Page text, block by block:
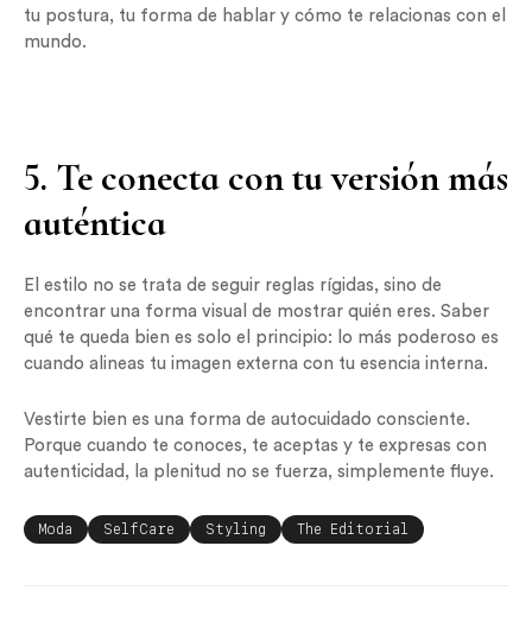
tu postura, tu forma de hablar y cómo te relacionas con el
mundo.
5. Te conecta con tu versión más
auténtica
El estilo no se trata de seguir reglas rígidas, sino de
encontrar una forma visual de mostrar quién eres. Saber
qué te queda bien es solo el principio: lo más poderoso es
cuando alineas tu imagen externa con tu esencia interna.
Vestirte bien es una forma de autocuidado consciente.
Porque cuando te conoces, te aceptas y te expresas con
autenticidad, la plenitud no se fuerza, simplemente fluye.
Moda SelfCare Styling The Editorial